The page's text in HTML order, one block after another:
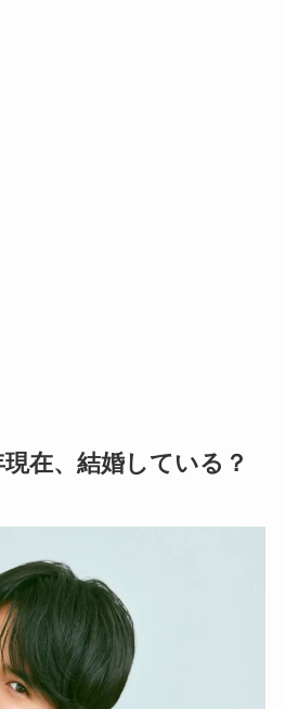
在、結婚している？